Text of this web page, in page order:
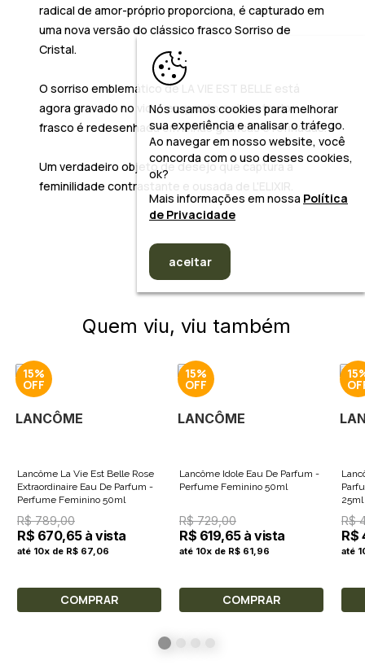
radical de amor-próprio proporciona, é capturado em
uma nova versão do clássico frasco Sorriso de
Cristal.
O sorriso emblemático de LA VIE EST BELLE está
agora gravado no vidro enquanto a silhueta do
frasco é redesenhada em linhas gráficas e refinadas.
Um verdadeiro objeto de desejo que captura a
feminilidade contrastante e ousada de L'ELIXIR.
Quem viu, viu também
15%
LANCÔME
Lancôme La Vie Est Belle Rose
Extraordinaire Eau De Parfum -
Perfume Feminino 50ml
R$ 789,00
R$ 670,65 à vista
até 10x de R$ 67,06
COMPRAR
15%
LANCÔME
Lancôme Idole Eau De Parfum -
Perfume Feminino 50ml
R$ 729,00
R$ 619,65 à vista
até 10x de R$ 61,96
COMPRAR
25ml
R$
R$
até
Nós usamos cookies para melhorar
sua experiência e analisar o tráfego.
Ao navegar em nosso website, você
concorda com o uso desses cookies,
ok?
Mais informações em nossa Política
de Privacidade
aceitar